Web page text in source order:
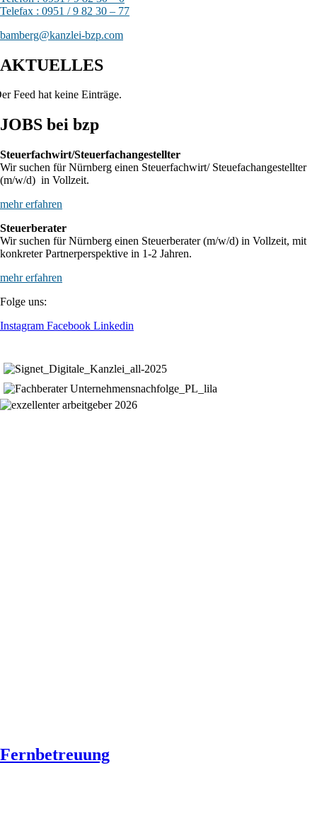
Telefax : 0951 / 9 82 30 – 77
bamberg@kanzlei-bzp.com
AKTUELLES
Feed hat keine Einträge.
JOBS bei bzp
Steuerfachwirt/Steuerfachangestellter
Wir suchen für Nürnberg einen Steuerfachwirt/ Steuefachangestellter
(m/w/d) in Vollzeit.
mehr erfahren
Steuerberater
Wir suchen für Nürnberg einen Steuerberater (m/w/d) in Vollzeit, mit
konkreter Partnerperspektive in 1-2 Jahren.
mehr erfahren
Folge uns:
Instagram Facebook Linkedin
Fernbetreuung